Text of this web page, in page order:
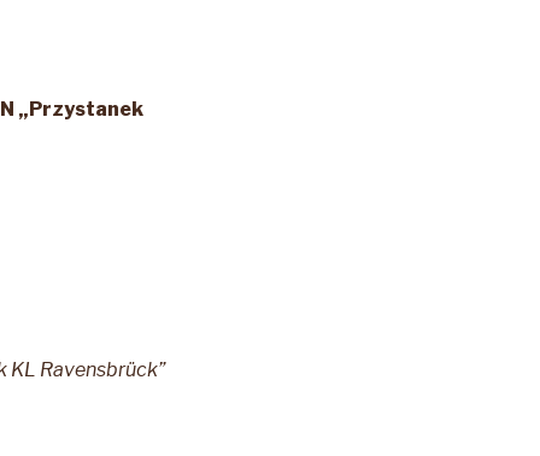
„Przystanek
KL Ravensbrück”